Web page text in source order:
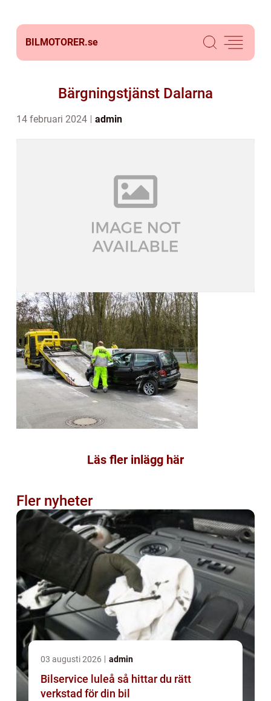
BILMOTORER.se
Bärgningstjänst Dalarna
14 februari 2024 admin
Läs fler inlägg här
Fler nyheter
03 augusti 2026 admin
Bilservice luleå så hittar du rätt
verkstad för din bil